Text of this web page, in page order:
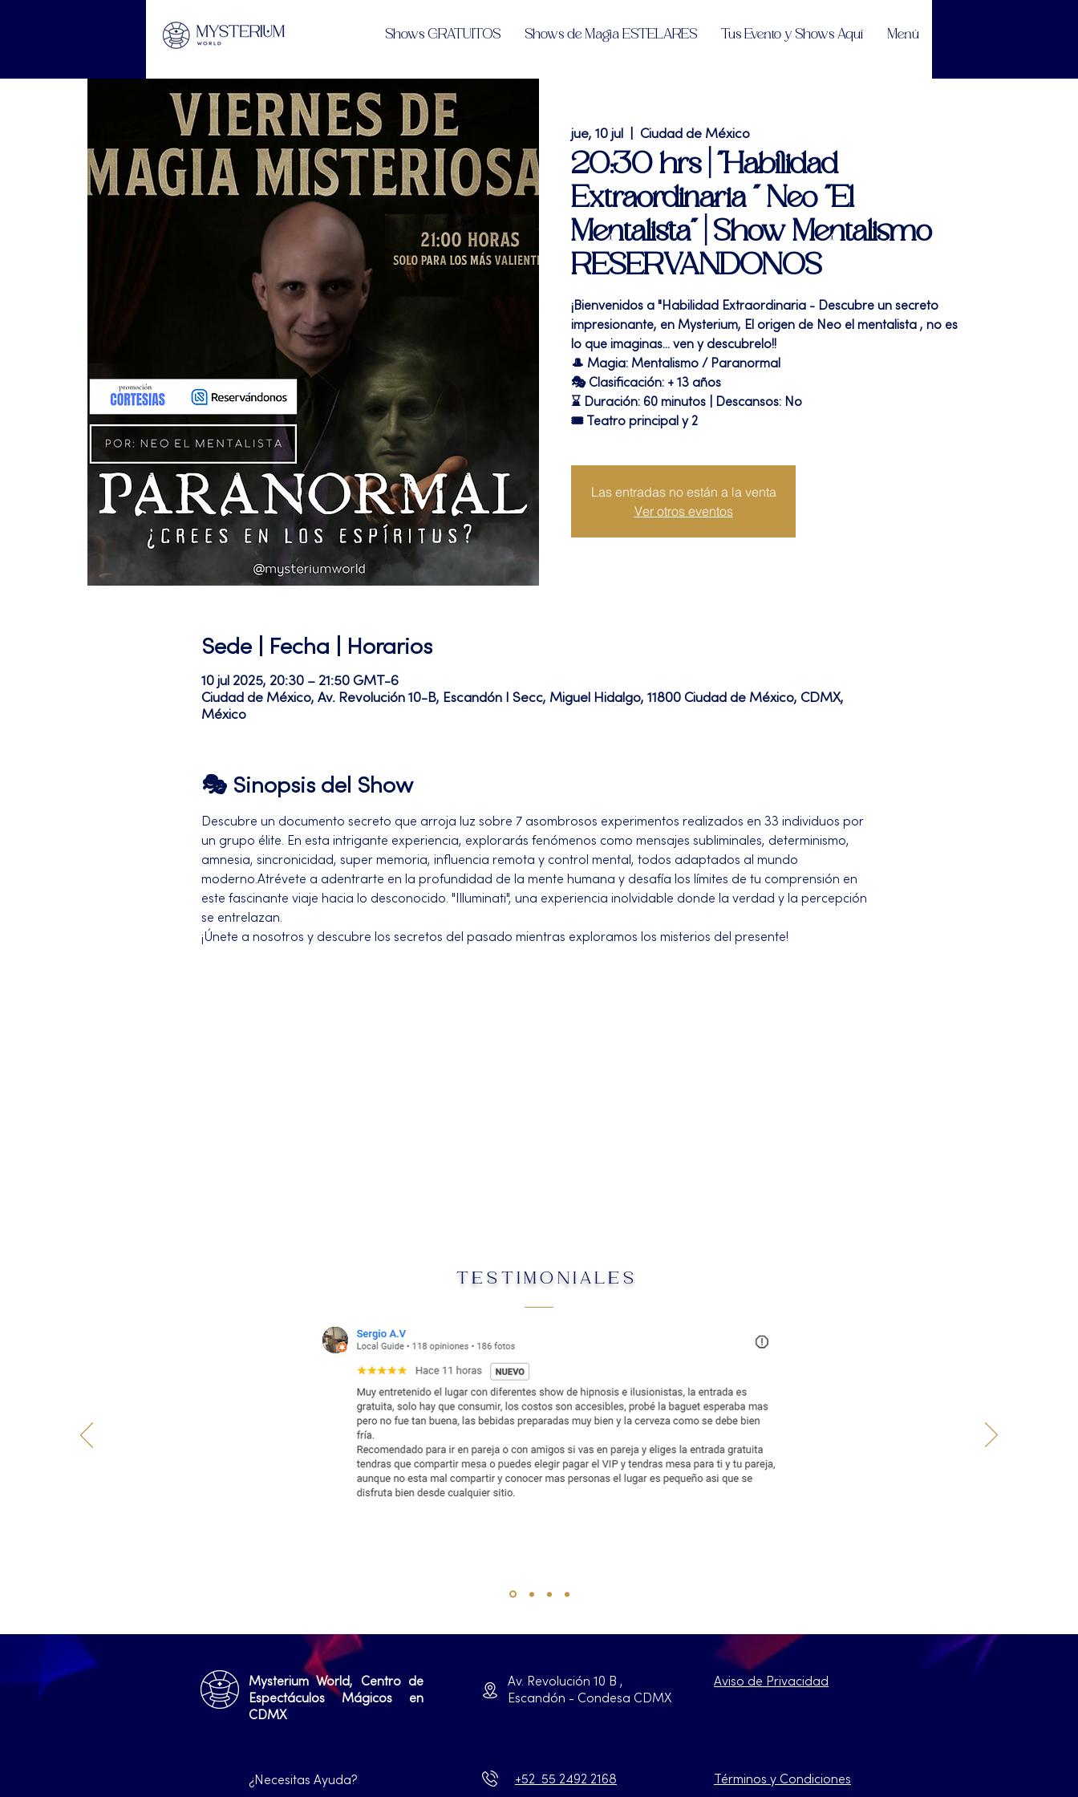
Shows GRATUITOS Shows de Magia ESTELARES Tus Evento y Shows Aquí Menú
jue, 10 jul Ciudad de México
20:30 hrs | "Habilidad
Extraordinaria " Neo "El
Mentalista" | Show Mentalismo
RESERVANDONOS
¡Bienvenidos a "Habilidad Extraordinaria - Descubre un secreto
impresionante, en Mysterium, El origen de Neo el mentalista , no es
lo que imaginas... ven y descubrelo!!
🎩 Magia: Mentalismo / Paranormal
🎭 Clasificación: + 13 años
⌛ Duración: 60 minutos | Descansos: No
🎟 Teatro principal y 2
Las entradas no están a la venta
Ver otros eventos
Sede | Fecha | Horarios
10 jul 2025, 20:30 – 21:50 GMT-6
Ciudad de México, Av. Revolución 10-B, Escandón I Secc, Miguel Hidalgo, 11800 Ciudad de México, CDMX,
México
🎭 Sinopsis del Show
Descubre un documento secreto que arroja luz sobre 7 asombrosos experimentos realizados en 33 individuos por
un grupo élite. En esta intrigante experiencia, explorarás fenómenos como mensajes subliminales, determinismo,
amnesia, sincronicidad, super memoria, influencia remota y control mental, todos adaptados al mundo
moderno.Atrévete a adentrarte en la profundidad de la mente humana y desafía los límites de tu comprensión en
este fascinante viaje hacia lo desconocido. "Illuminati", una experiencia inolvidable donde la verdad y la percepción
se entrelazan.
¡Únete a nosotros y descubre los secretos del pasado mientras exploramos los misterios del presente!
TESTIMONIALES
Mysterium World, Centro de
Espectáculos Mágicos en
CDMX
Av. Revolución 10 B ,
Escandón - Condesa CDMX
Aviso de Privacidad
¿Necesitas Ayuda? +52 55 2492 2168 Términos y Condiciones